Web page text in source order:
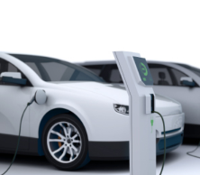
BERLINE DE LUXE
Rédigé par Emmanuel
0 commentaires